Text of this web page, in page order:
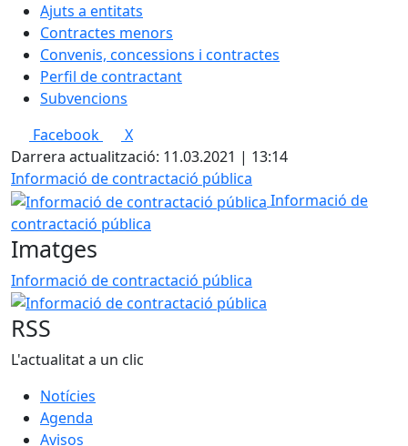
Ajuts a entitats
Contractes menors
Convenis, concessions i contractes
Perfil de contractant
Subvencions
Facebook
X
Darrera actualització: 11.03.2021 | 13:14
Informació de contractació pública
Informació de
contractació pública
Imatges
Informació de contractació pública
RSS
L'actualitat a un clic
Notícies
Agenda
Avisos